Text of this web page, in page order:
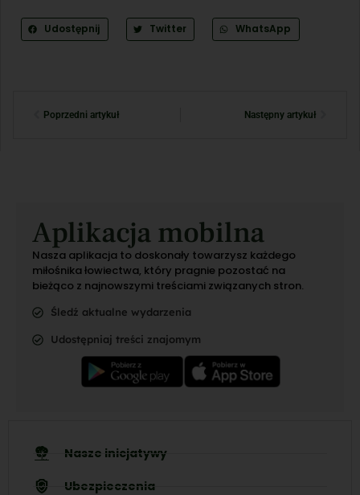
Udostępnij Twitter WhatsApp
Poprzedni artykuł Następny artykuł
Aplikacja mobilna
Nasza aplikacja to doskonały towarzysz każdego
miłośnika łowiectwa, który pragnie pozostać na
bieżąco z najnowszymi treściami związanych stron.
Śledź aktualne wydarzenia
Udostępniaj treści znajomym
Nasze inicjatywy
Ubezpieczenia